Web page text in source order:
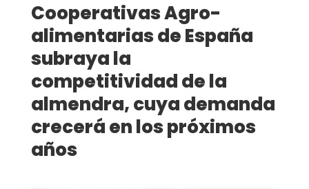
Cooperativas Agro-
alimentarias de España
subraya la
competitividad de la
almendra, cuya demanda
crecerá en los próximos
años